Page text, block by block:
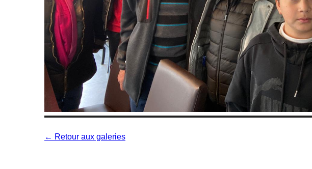
← Retour aux galeries